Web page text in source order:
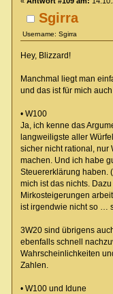
Sgirra
Username: Sgirra
Hey, Blizzard!
Manchmal liegt man
und das ist für mich
• W100
Ja, ich kenne das
langweiligste aller
sicher nicht rational, nur
machen. Und ich habe
Steuererklärung haben.
mich ist das nichts.
Mirkosteigerungen
ist irgendwie nicht so …
3W20 sind übrigens
ebenfalls schnell
Wahrscheinlichkeiten
Zahlen.
• W100 und Idune